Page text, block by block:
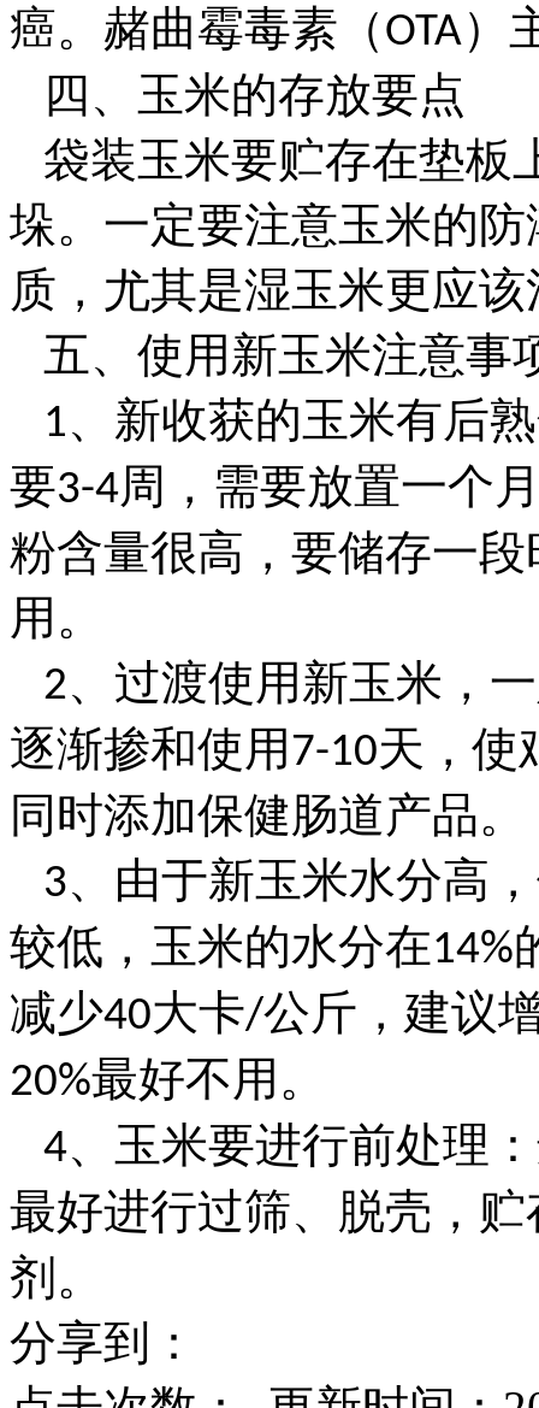
癌。赭曲霉毒素（OTA）
四、玉米的存放要点
袋装玉米要贮存在垫板
垛。一定要注意玉米的
质，尤其是湿玉米更应
五、使用新玉米注意事
1、新收获的玉米有后
要3-4周，需要放置一个
粉含量很高，要储存一
用。
2、过渡使用新玉米，
逐渐掺和使用 7-10天，使
同时添加保健肠道产品。
3、由于新玉米水分高
较低，玉米的水分在14%
减少40大卡/公斤，建议
20%最好不用。
4、玉米要进行前处理
最好进行过筛、脱壳，贮
剂。
分享到：